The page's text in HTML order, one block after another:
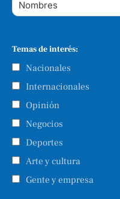
Temas de interés:
Nacionales
Internacionales
Opinión
Negocios
Deportes
Arte y cultura
Gente y empresa